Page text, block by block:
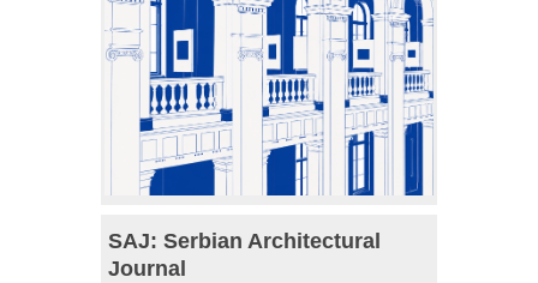
SAJ: Serbian Architectural
Journal